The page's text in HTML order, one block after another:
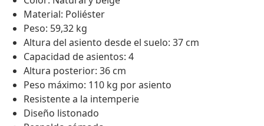
Material: Poliéster
Peso: 59,32 kg
Altura del asiento desde el suelo: 37 cm
Capacidad de asientos: 4
Altura posterior: 36 cm
Peso máximo: 110 kg por asiento
Resistente a la intemperie
Diseño listonado